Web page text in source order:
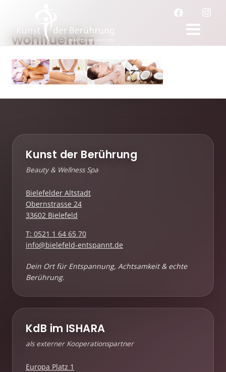
wohlfuehlen
Kunst der Berührung
Beauty & Wellness Spa
Bielefelder Altstadt
Obernstrasse 24
33602 Bielefeld
T: 0521 1 64 65 70
info@bielefeld-entspannt.de
Dein Ort für Entspannung, Achtsamkeit & echte
Berührung.
KdB im ISHARA
als externer Kooperationspartner
Europa Platz 1